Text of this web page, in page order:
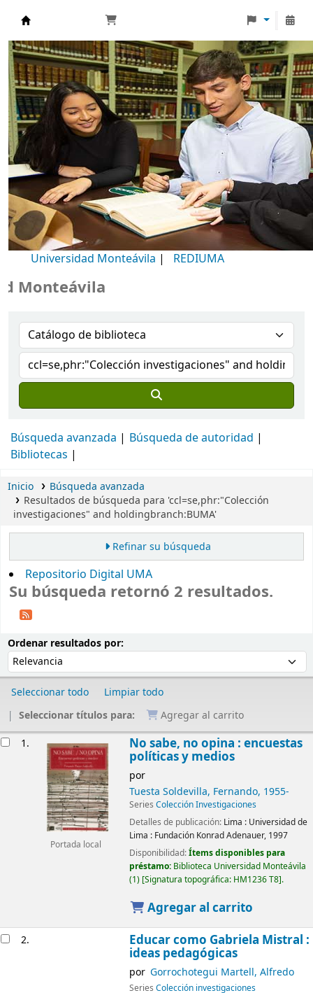
Biblioteca Universidad Monteávila
Universidad Monteávila | REDIUMA
Búsqueda avanzada
Búsqueda de autoridad
Bibliotecas
Inicio
Búsqueda avanzada
Resultados de búsqueda para 'ccl=se,phr:"Colección
investigaciones" and holdingbranch:BUMA'
Refinar su búsqueda
Repositorio Digital UMA
Su búsqueda retornó 2 resultados.
Ordenar resultados por:
Seleccionar todo
Limpiar todo
Seleccionar títulos para:
Agregar al carrito
1.
Portada local
No sabe, no opina : encuestas
políticas y medios
por
Tuesta Soldevilla, Fernando, 1955-
Series Colección Investigaciones
Detalles de publicación: Lima : Universidad de
Lima : Fundación Konrad Adenauer, 1997
Disponibilidad:Ítems disponibles para
préstamo: Biblioteca Universidad Monteávila
(1) Signatura topográfica: HM1236 T8 .
Agregar al carrito
2. Educar como Gabriela Mistral :
ideas pedagógicas
por Gorrochotegui Martell, Alfredo
Series Colección investigaciones